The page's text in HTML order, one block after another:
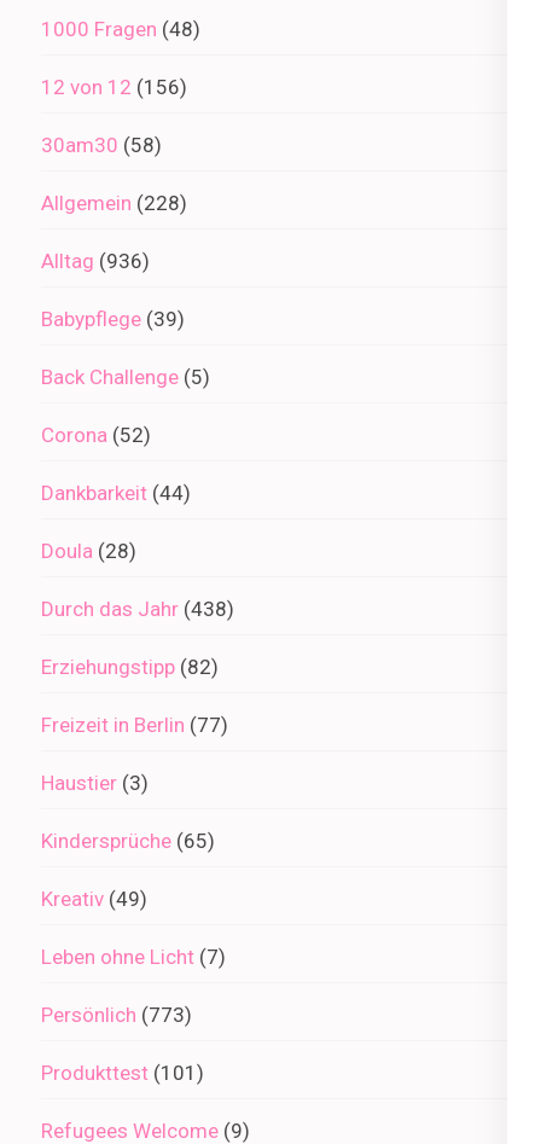
1000 Fragen (48)
12 von 12 (156)
30am30 (58)
Allgemein (228)
Alltag (936)
Babypflege (39)
Back Challenge (5)
Corona (52)
Dankbarkeit (44)
Doula (28)
Durch das Jahr (438)
Erziehungstipp (82)
Freizeit in Berlin (77)
Haustier (3)
Kindersprüche (65)
Kreativ (49)
Leben ohne Licht (7)
Persönlich (773)
Produkttest (101)
Refugees Welcome (9)